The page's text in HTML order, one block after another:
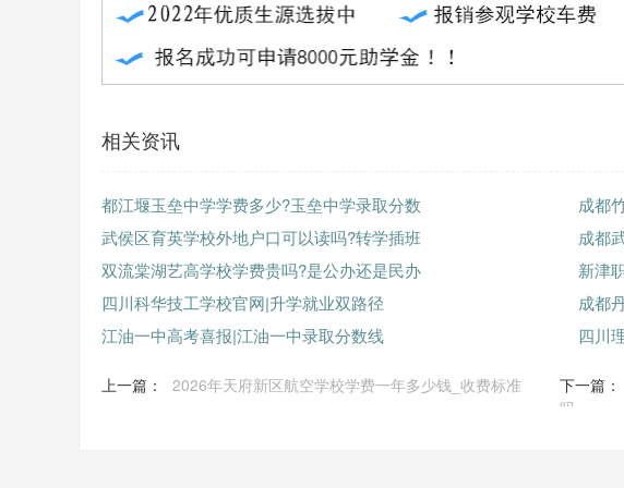
相关资讯
都江堰玉垒中学学费多少?玉垒中学录取分数
成都
武侯区育英学校外地户口可以读吗?转学插班
成都
双流棠湖艺高学校学费贵吗?是公办还是民办
新津
四川科华技工学校官网|升学就业双路径
成都
江油一中高考喜报|江油一中录取分数线
四川
上一篇： 2026年天府新区航空学校学费一年多少钱_收费标准 下一篇：
吗